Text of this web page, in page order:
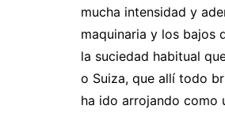
mucha intensidad y
maquinaria y los bajos
la suciedad habitual
o Suiza, que allí todo
ha ido arrojando como